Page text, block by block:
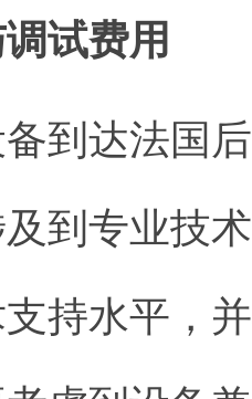
试费用
到达法国
到专业技
持水平，